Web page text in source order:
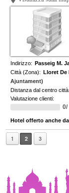
Indirizzo: Passeig M.
Città (Zona): Lloret De
Ajuntament)
Distanza dal centro città:
Valutazione clienti:
0/
Hotel offerto anche da
1 2 3